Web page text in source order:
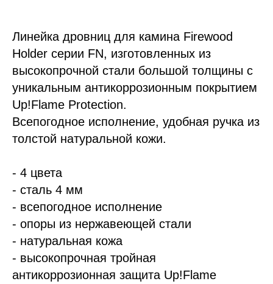
Линейка дровниц для камина Firewood
Holder серии FN, изготовленных из
высокопрочной стали большой толщины с
уникальным антикоррозионным покрытием
Up!Flame Protection.
Всепогодное исполнение, удобная ручка из
толстой натуральной кожи.
- 4 цвета
- сталь 4 мм
- всепогодное исполнение
- опоры из нержавеющей стали
- натуральная кожа
- высокопрочная тройная
антикоррозионная защита Up!Flame